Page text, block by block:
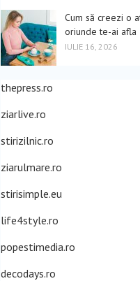
Cum să creezi o
oriunde te-ai afla
IULIE 16, 2026
thepress.ro
ziarlive.ro
stirizilnic.ro
ziarulmare.ro
stirisimple.eu
life4style.ro
popestimedia.ro
decodays.ro